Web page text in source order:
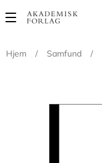
Main
Hjem
/ Samfund /